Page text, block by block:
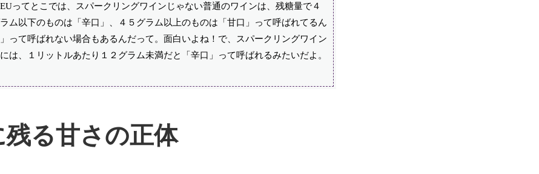
ってとこでは、スパークリングワインじゃない普通のワインは、残糖量で４
ム以下のものは「辛口」、４５グラム以上のものは「甘口」って呼ばれてるん
って呼ばれない場合もあるんだって。面白いよね！で、スパークリングワイン
、１リットルあたり１２グラム未満だと「辛口」って呼ばれるみたいだよ。
残る甘さの正体